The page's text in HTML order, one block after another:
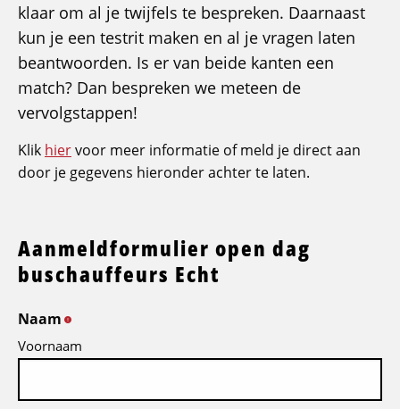
klaar om al je twijfels te bespreken. Daarnaast
kun je een testrit maken en al je vragen laten
beantwoorden. Is er van beide kanten een
match? Dan bespreken we meteen de
vervolgstappen!
Klik hiervoor meer informatie of meld je direct aan
door je gegevens hieronder achter te laten.
Aanmeldformulier open dag
buschauffeurs Echt
Naam
Voornaam